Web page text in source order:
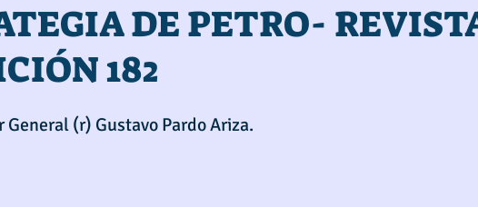
DE PETRO-
182
(r) Gustavo Pardo Ariza.